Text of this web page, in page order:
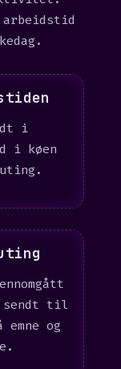
i
i køen
sendt til
og